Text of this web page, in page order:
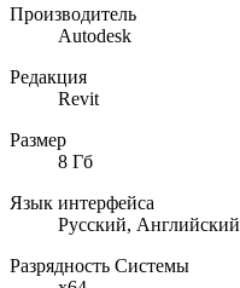
Производитель
Autodesk
Редакция
Revit
Размер
8 Гб
Язык интерфейса
Русский, Английский
Разрядность Системы